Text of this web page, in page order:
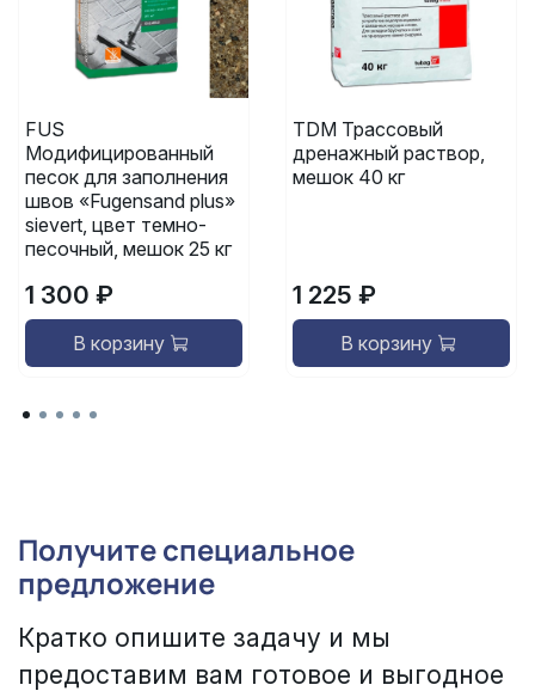
FUS
Модифицированный
песок для заполнения
швов «Fugensand plus»
sievert, цвет темно-
песочный, мешок 25 кг
1 300 ₽
В корзину
TDM Трассовый
дренажный раствор,
мешок 40 кг
1 225 ₽
В корзину
Получите специальное
предложение
Кратко опишите задачу и мы
предоставим вам готовое и выгодное